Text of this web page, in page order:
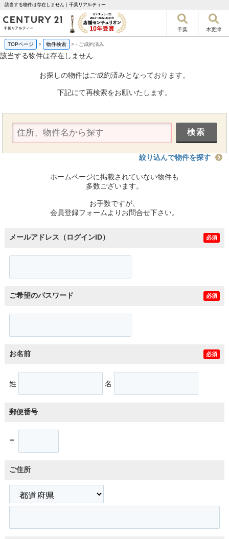
該当する物件は存在しません｜千葉リアルティー
千葉 木更津
TOPページ > 物件検索 >- ご成約済み
該当する物件は存在しません
お探しの物件はご成約済みとなっております。
下記にて再検索をお願いたします。
絞り込んで物件を探す
ホームページに掲載されていない物件も
多数ございます。
お手数ですが、
会員登録フォームよりお問合せ下さい。
メールアドレス（ログインID） 必須
ご希望のパスワード 必須
お名前 必須
姓 名
郵便番号
〒
ご住所